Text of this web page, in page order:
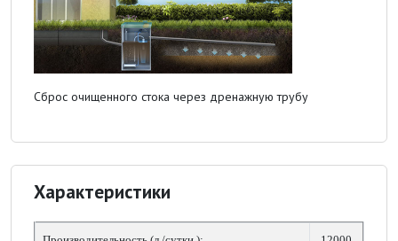
Сброс очищенного стока через дренажную трубу
Характеристики